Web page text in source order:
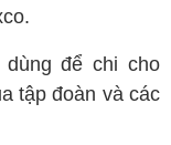
dùng để chi cho
tập đoàn và các